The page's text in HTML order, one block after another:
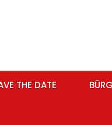
THE DATE